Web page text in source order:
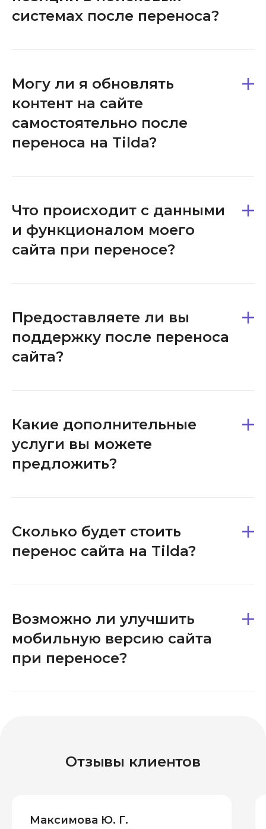
системах после переноса?
Могу ли я обновлять
контент на сайте
самостоятельно после
переноса на Tilda?
Что происходит с данными
и функционалом моего
сайта при переносе?
Предоставляете ли вы
поддержку после переноса
сайта?
Какие дополнительные
услуги вы можете
предложить?
Сколько будет стоить
перенос сайта на Tilda?
Возможно ли улучшить
мобильную версию сайта
при переносе?
Отзывы клиентов
Максимова Ю. Г.